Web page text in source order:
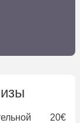
20€